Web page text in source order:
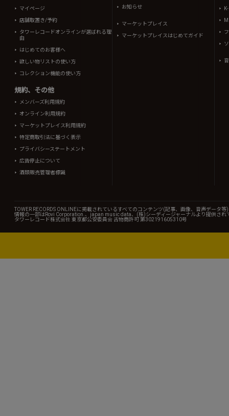
マイページ
店舗取置き/予約
タワーレコードオンラインが選ばれる理
由
はじめてのお客様へ
欲しい物リストの使い方
コレクション機能の使い方
規約、その他
メンバーズ利用規約
オンライン利用規約
マーケットプレイス利用規約
特定商取引法に基づく表示
プライバシーステートメント
広告停止について
酒類販売管理者標識
お知らせ
マーケットプレイス
マーケットプレイスはじめてガイド
TOWER RECORDS ONLINEに掲載されているすべてのコンテンツ(記事、画像、音声データ
情報の一部はRovi Corporation.、japan music data、(株)シーディージャーナルより提供され
タワーレコード株式会社 東京都公安委員会 古物商許可 第302191605310号